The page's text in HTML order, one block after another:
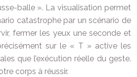
balle ». La visualisation permet
catastrophe par un scénario de
fermer les yeux une seconde et
sur le « T » active les
que l’exécution réelle du geste.
corps à réussir.